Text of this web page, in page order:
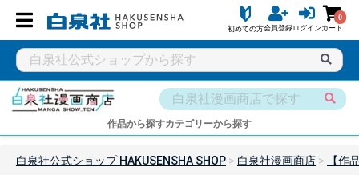
初めての方会員登録ログイン
0
カート
作品から探すカテゴリーから探す
白泉社公式ショップ HAKUSENSHA SHOP 白泉社漫画商店 【作